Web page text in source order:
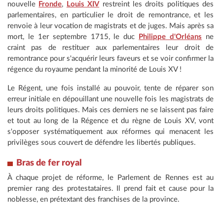
nouvelle Fronde, Louis XIV restreint les droits politiques des
parlementaires, en particulier le droit de remontrance, et les
renvoie à leur vocation de magistrats et de juges. Mais après sa
mort, le 1er septembre 1715, le duc
Philippe d'Orléans ne
craint pas de restituer aux parlementaires leur droit de
remontrance pour s'acquérir leurs faveurs et se voir confirmer la
régence du royaume pendant la minorité de Louis XV !
Le Régent, une fois installé au pouvoir, tente de réparer son
erreur initiale en dépouillant une nouvelle fois les magistrats de
leurs droits politiques. Mais ces derniers ne se laissent pas faire
et tout au long de la Régence et du règne de Louis XV, vont
s'opposer systématiquement aux réformes qui menacent les
privilèges sous couvert de défendre les libertés publiques.
Bras de fer royal
À chaque projet de réforme, le Parlement de Rennes est au
premier rang des protestataires. Il prend fait et cause pour la
noblesse, en prétextant des franchises de la province.